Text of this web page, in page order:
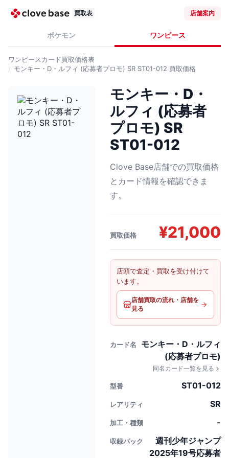
買取表 店舗案内
ポケモン ワンピース
ワンピースカード買取価格表
モンキー・D・ルフィ (応募者プロモ) SR ST01-012 買取価格
モンキー・D・
ルフィ (応募者
プロモ) SR
ST01-012
Clove Base店舗での買取価格
とカード情報を確認できま
す。
買取価格 ¥21,000
店頭で査定・買取を受け付けて
います。
店舗買取の流れ・店舗を
見る
カード名
モンキー・D・ルフィ
(応募者プロモ)
同名カード一覧を見る
型番 ST01-012
レアリティ SR
加工・種類 -
収録パック
週刊少年ジャンプ
2025年19号応募者